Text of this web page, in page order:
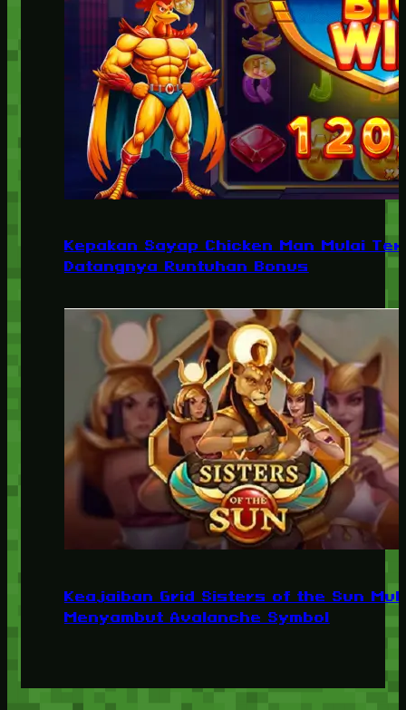
Kepakan Sayap Chicken Man Mulai
Datangnya Runtuhan Bonus
Keajaiban Grid Sisters of the Sun
Menyambut Avalanche Symbol